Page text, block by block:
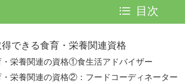
目次
できる食育・栄養関連資格
・栄養関連の資格①食生活アドバイザー
・栄養関連の資格②：フードコーディネーター